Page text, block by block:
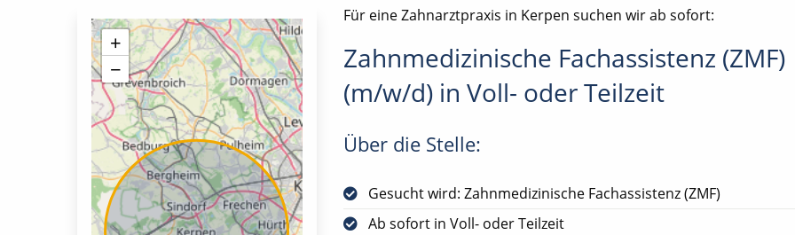
Für eine Zahnarztpraxis in Kerpen suchen wir ab sofort:
Zahnmedizinische Fachassistenz (ZMF)
(m/w/d) in Voll- oder Teilzeit
Über die Stelle:
Gesucht wird: Zahnmedizinische Fachassistenz (ZMF)
Ab sofort in Voll- oder Teilzeit
+
−